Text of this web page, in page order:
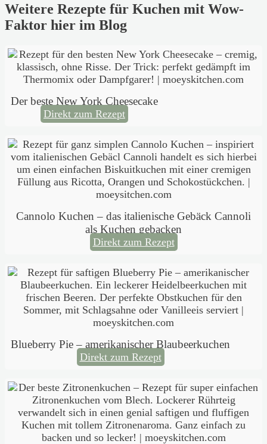
Weitere Rezepte für Kuchen mit Wow-
Faktor hier im Blog
Der beste New York Cheesecake
Direkt zum Rezept
Cannolo Kuchen – das italienische Gebäck Cannoli
als Kuchen gebacken
Direkt zum Rezept
Blueberry Pie – amerikanischer Blaubeerkuchen
Direkt zum Rezept